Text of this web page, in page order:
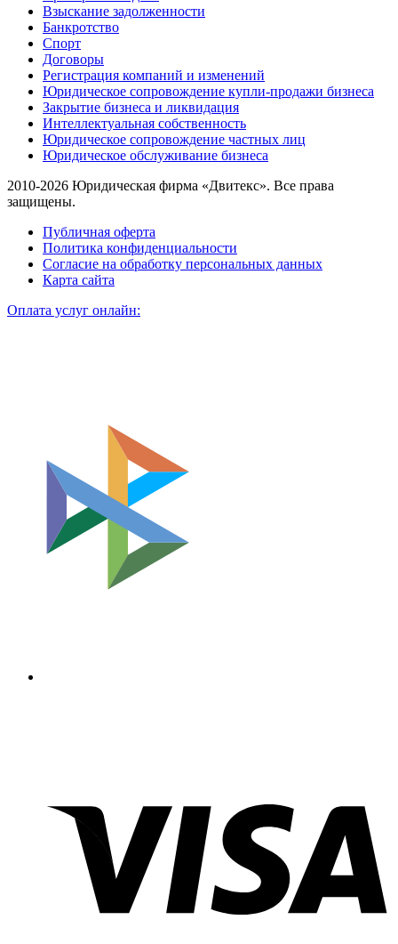
Взыскание задолженности
Банкротство
Спорт
Договоры
Регистрация компаний и изменений
Юридическое сопровождение купли-продажи бизнеса
Закрытие бизнеса и ликвидация
Интеллектуальная собственность
Юридическое сопровождение частных лиц
Юридическое обслуживание бизнеса
2010-2026 Юридическая фирма «Двитекс». Все права
защищены.
Публичная оферта
Политика конфиденциальности
Согласие на обработку персональных данных
Карта сайта
Оплата услуг онлайн: